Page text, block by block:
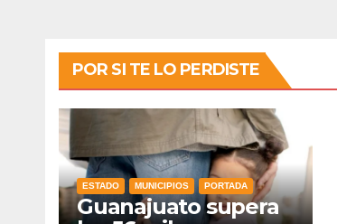
POR SI TE LO PERDISTE
ESTADO MUNICIPIOS PORTADA
Guanajuato supera